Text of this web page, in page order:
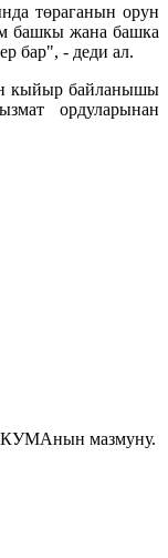
төраганын орун
башкы жана башка
бар", - деди ал.
кыйыр байланышы
ордуларынан
КУМАнын мазмуну.